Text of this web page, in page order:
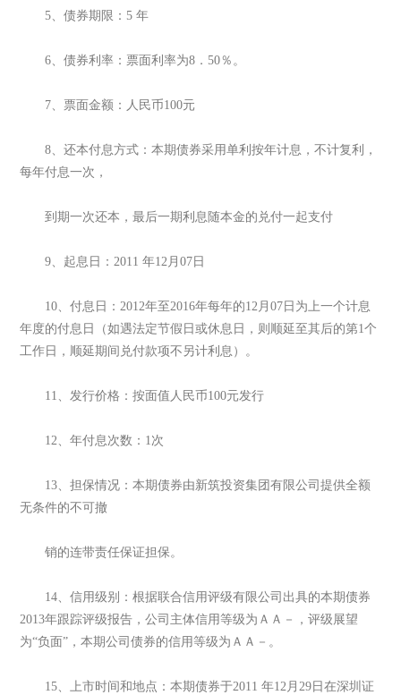
5、债券期限：5 年
6、债券利率：票面利率为8．50％。
7、票面金额：人民币100元
8、还本付息方式：本期债券采用单利按年计息，不计复利，
每年付息一次，
到期一次还本，最后一期利息随本金的兑付一起支付
9、起息日：2011 年12月07日
10、付息日：2012年至2016年每年的12月07日为上一个计息
年度的付息日（如遇法定节假日或休息日，则顺延至其后的第1个
工作日，顺延期间兑付款项不另计利息）。
11、发行价格：按面值人民币100元发行
12、年付息次数：1次
13、担保情况：本期债券由新筑投资集团有限公司提供全额
无条件的不可撤
销的连带责任保证担保。
14、信用级别：根据联合信用评级有限公司出具的本期债券
2013年跟踪评级报告，公司主体信用等级为ＡＡ－，评级展望
为“负面”，本期公司债券的信用等级为ＡＡ－。
15、上市时间和地点：本期债券于2011 年12月29日在深圳证